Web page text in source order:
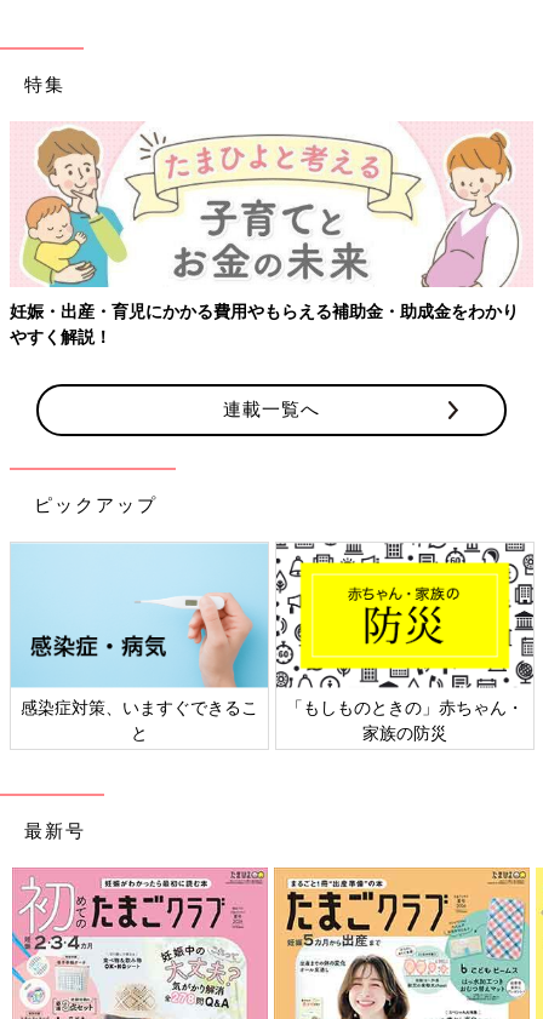
特集
らえる補助金・助成金をわかり 【ワクチン接種できるものも】
連載一覧へ
ピックアップ
「もしものときの」赤ちゃん・
家族の防災
日本外来小児科学会リーフレ
ト検討会
最新号